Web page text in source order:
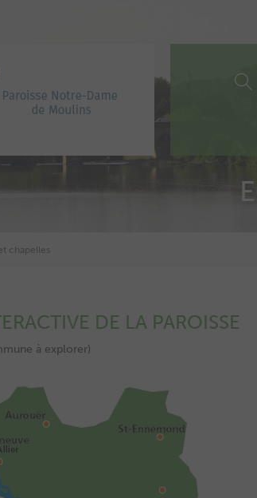
chapelles
DE LA PAROISSE
à explorer)